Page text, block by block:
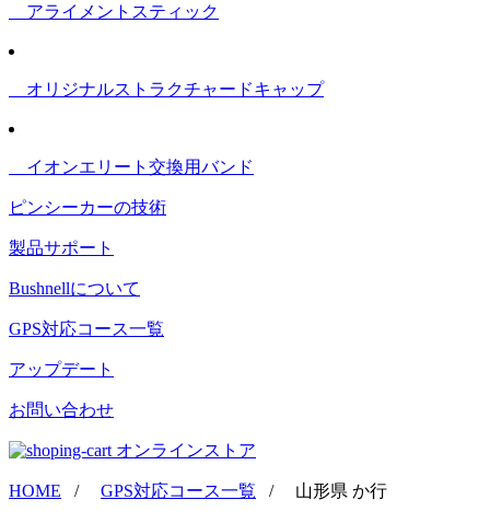
アライメントスティック
オリジナルストラクチャードキャップ
イオンエリート交換用バンド
ピンシーカーの技術
製品サポート
Bushnellについて
GPS対応コース一覧
アップデート
お問い合わせ
オンラインストア
HOME / GPS対応コース一覧 / 山形県 か行